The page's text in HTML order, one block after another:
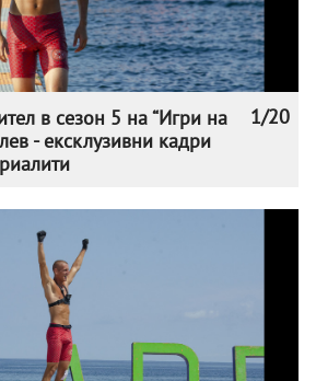
1/20
в сезон 5 на “Игри на
- ексклузивни кадри